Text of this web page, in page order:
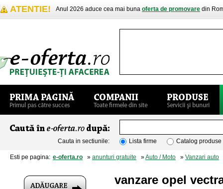
ATENTIE! Anul 2026 aduce cea mai buna oferta de promovare din
Cauta in sectiunile: Lista firme Catalog produse
Esti pe pagina: e-oferta.ro » anunturi gratuite »Auto / Moto » Vanzari auto
vanzare opel